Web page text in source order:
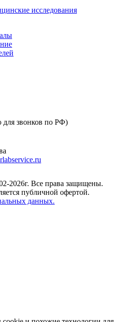
исследования
для звонков по РФ)
Все права защищены.
публичной офертой.
данных.